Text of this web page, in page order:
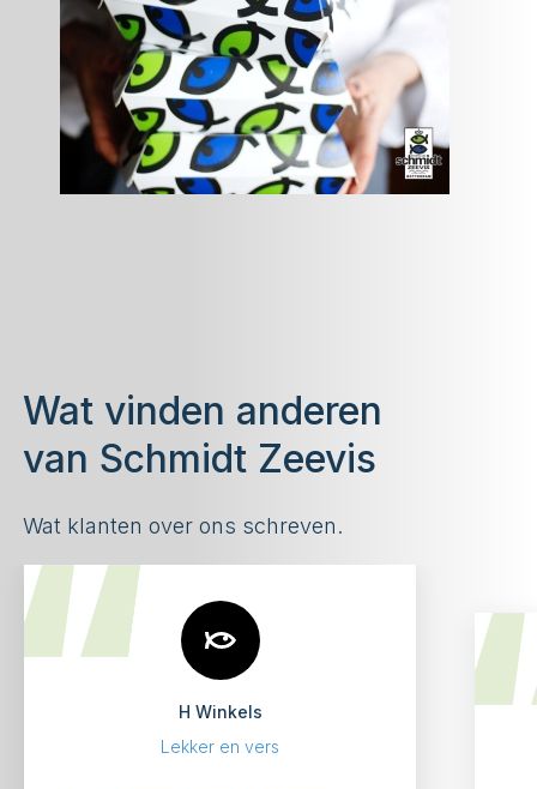
Wat vinden anderen
van Schmidt Zeevis
Wat klanten over ons schreven.
H Winkels
Lekker en vers